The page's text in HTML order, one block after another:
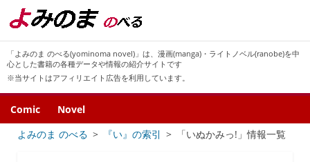
「よみのま のべる(yominoma novel)」は、漫画(manga)・ライトノベル(ranobe)を中
心とした書籍の各種データや情報の紹介サイトです
※当サイトはアフィリエイト広告を利用しています。
Comic
Novel
よみのま のべる
『い』の索引 「いぬかみっ!」情報一覧